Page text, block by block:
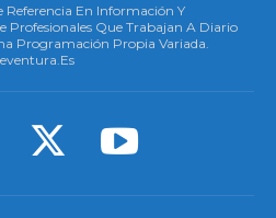
Referencia En Información Y
Profesionales Que Trabajan A Diario
Programación Propia Variada.